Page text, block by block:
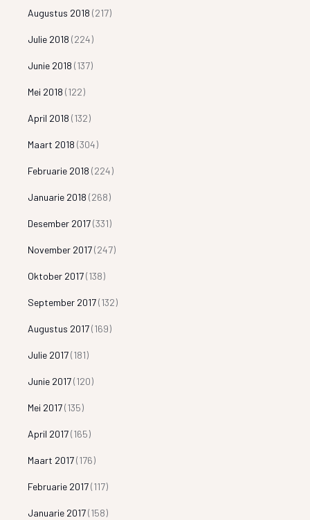
Augustus 2018 (217)
Julie 2018 (224)
Junie 2018 (137)
Mei 2018 (122)
April 2018 (132)
Maart 2018 (304)
Februarie 2018 (224)
Januarie 2018 (268)
Desember 2017(331)
November 2017(247)
Oktober 2017(138)
September 2017(132)
Augustus 2017(169)
Julie 2017(181)
Junie 2017(120)
Mei 2017(135)
April 2017(165)
Maart 2017(176)
Februarie 2017(117)
Januarie 2017(158)